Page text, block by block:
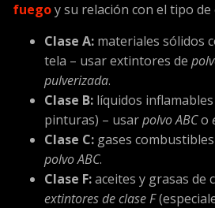
fuegoy su relación con el tipo
Clase A:materiales sólidos
tela – usar extintores de
pulverizada.
Clase B:líquidos
pinturas) – usarpolvo ABCo
Clase C:gases
polvo ABC.
Clase F:aceites y grasas de
extintores de clase F